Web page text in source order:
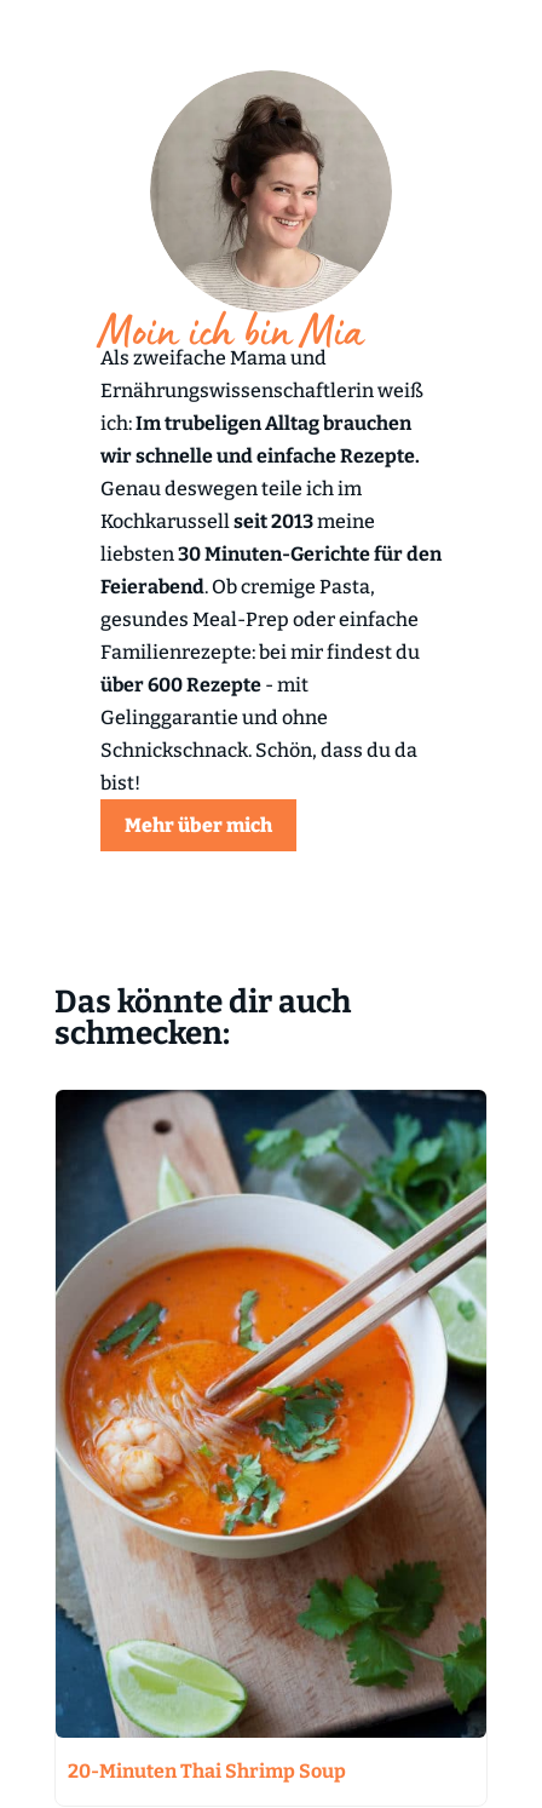
Moin ich bin Mia
Als zweifache Mama und
Ernährungswissenschaftlerin weiß
ich:Im trubeligen Alltag brauchen
wir schnelle und einfache Rezepte.
Genau deswegen teile ich im
Kochkarussell seit 2013meine
liebsten 30 Minuten-Gerichte für den
Feierabend. Ob cremige Pasta,
gesundes Meal-Prep oder einfache
Familienrezepte: bei mir findest du
über 600 Rezepte- mit
Gelinggarantie und ohne
Schnickschnack. Schön, dass du da
bist!
Mehr über mich
Das könnte dir auch
schmecken:
20-Minuten Thai Shrimp Soup